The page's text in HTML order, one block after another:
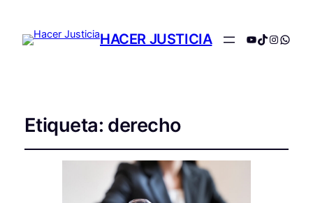
HACER JUSTICIA YouTube
TikTok
Etiqueta: derecho